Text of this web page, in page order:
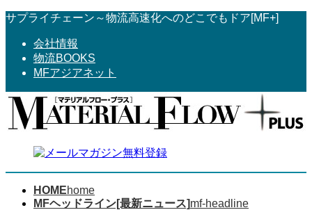
コ
へ
ス
ナ
ョ
ン
サプライチェーン～物流高速化へのどこでもドア[MF+]
会社情報
物流BOOKS
MFアジアネット
HOMEhome
MFヘッドライン[最新ニュース]mf-headline